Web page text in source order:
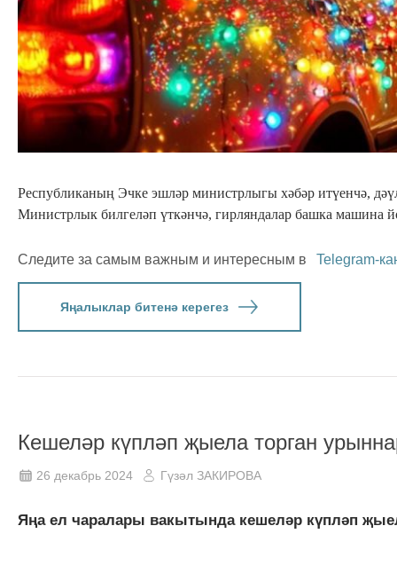
Республиканың Эчке эшләр министрлыгы хәбәр итүенчә,
Министрлык билгеләп үткәнчә, гирляндалар башка машина
Следите за самым важным и интересным в Telegram-
Яңалыклар битенә керегез
Кешеләр күпләп җыела торган
26 декабрь 2024 Гүзәл ЗАКИРОВА
Яңа ел чаралары вакытында кешеләр күпләп